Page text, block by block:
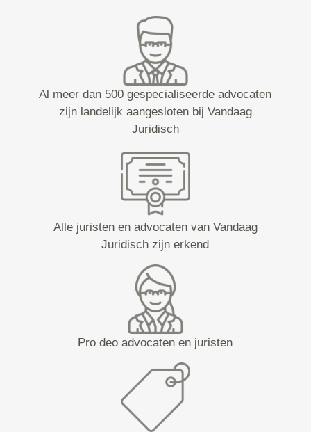
Al meer dan 500 gespecialiseerde advocaten
zijn landelijk aangesloten bij Vandaag
Juridisch
Alle juristen en advocaten van Vandaag
Juridisch zijn erkend
Pro deo advocaten en juristen